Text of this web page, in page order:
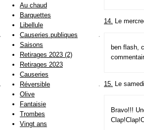
14. Le
ben flash,
15. Le
Bravo!!!
Au chaud
Barquettes
Libellule
Causeries publiques
Saisons
Retirages 2023 (2)
Retirages 2023
Causeries
Réversible
Olive
Fantaisie
Trombes
Vingt ans